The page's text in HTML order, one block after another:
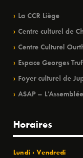
La CCR Liège
Centre culturel de
Centre Culturel
Espace Georges
Foyer culturel de
ASAP –
Horaires
Lundi › Vendredi